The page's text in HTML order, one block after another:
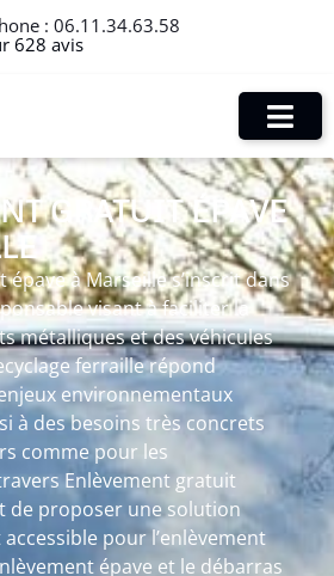
: 06.11.34.63.58
628 avis
GRATUIT ÉPAVE
à Marseille s’inscrit dans
visant à faciliter la
métalliques et des véhicules
ferraille répond
environnementaux
à des besoins très concrets
comme pour les
Enlèvement gratuit
de proposer une solution
pour l’enlèvement
épave et le débarras